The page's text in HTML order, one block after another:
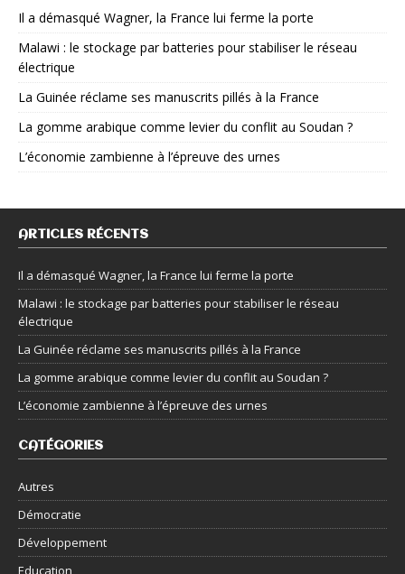
Il a démasqué Wagner, la France lui ferme la porte
Malawi : le stockage par batteries pour stabiliser le réseau
électrique
La Guinée réclame ses manuscrits pillés à la France
La gomme arabique comme levier du conflit au Soudan ?
L’économie zambienne à l’épreuve des urnes
ARTICLES RÉCENTS
Il a démasqué Wagner, la France lui ferme la porte
Malawi : le stockage par batteries pour stabiliser le réseau
électrique
La Guinée réclame ses manuscrits pillés à la France
La gomme arabique comme levier du conflit au Soudan ?
L’économie zambienne à l’épreuve des urnes
CATÉGORIES
Autres
Démocratie
Développement
Education